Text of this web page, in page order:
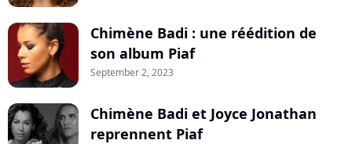
Chimène Badi : une réédition de
son album Piaf
September 2, 2023
Chimène Badi et Joyce Jonathan
reprennent Piaf